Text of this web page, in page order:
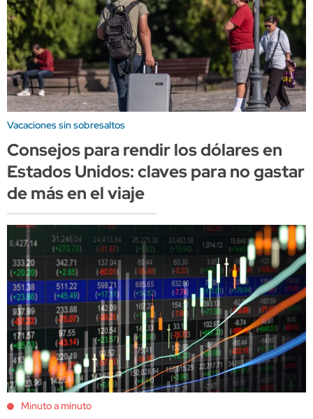
Vacaciones sin sobresaltos
Consejos para rendir los dólares en
Estados Unidos: claves para no gastar
de más en el viaje
Minuto a minuto